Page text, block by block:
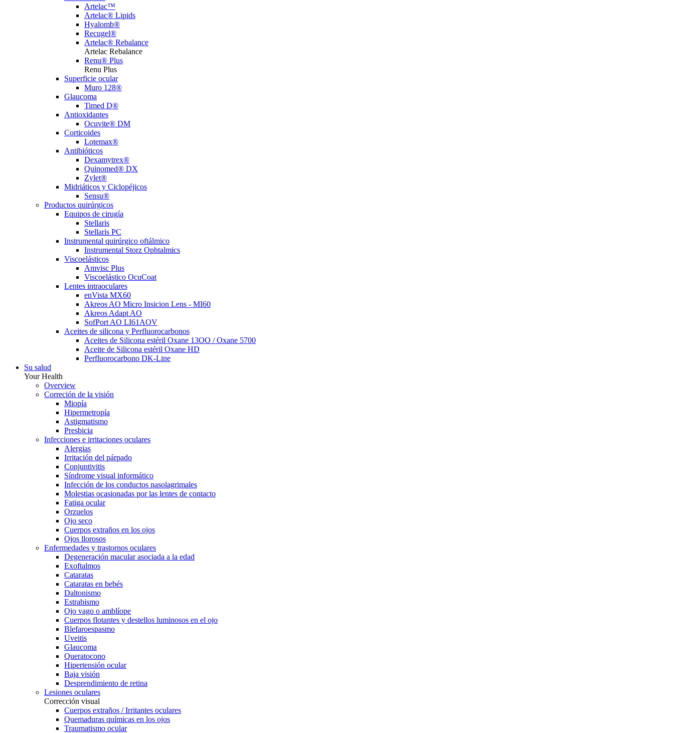
Artelac™
Artelac® Lipids
Hyalomb®
Recugel®
Artelac® Rebalance
Artelac Rebalance
Renu® Plus
Renu Plus
Superficie ocular
Muro 128®
Glaucoma
Timed D®
Antioxidantes
Ocuvite® DM
Corticoides
Lotemax®
Antibióticos
Dexamytrex®
Quinomed® DX
Zylet®
Midriáticos y Ciclopéjicos
Sensu®
Productos quirúrgicos
Equipos de cirugía
Stellaris
Stellaris PC
Instrumental quirúrgico oftálmico
Instrumental Storz Ophtalmics
Viscoelásticos
Amvisc Plus
Viscoelástico OcuCoat
Lentes intraoculares
enVista MX60
Akreos AO Micro Insicion Lens - MI60
Akreos Adapt AO
SofPort AO LI61AOV
Aceites de silicona y Perfluorocarbonos
Aceites de Silicona estéril Oxane 13OO / Oxane 5700
Aceite de Silicona estéril Oxane HD
Perfluorocarbono DK-Line
Su salud
Your Health
Overview
Correción de la visión
Miopía
Hipermetropía
Astigmatismo
Presbicia
Infecciones e irritaciones oculares
Alergias
Irritación del párpado
Conjuntivitis
Síndrome visual informático
Infección de los conductos nasolagrimales
Molestias ocasionadas por las lentes de contacto
Fatiga ocular
Orzuelos
Ojo seco
Cuerpos extraños en los ojos
Ojos llorosos
Enfermedades y trastornos oculares
Degeneración macular asociada a la edad
Exoftalmos
Cataratas
Cataratas en bebés
Daltonismo
Estrabismo
Ojo vago o amblíope
Cuerpos flotantes y destellos luminosos en el ojo
Blefaroespasmo
Uveitis
Glaucoma
Queratocono
Hipertensión ocular
Baja visión
Desprendimiento de retina
Lesiones oculares
Corrección visual
Cuerpos extraños / Irritantes oculares
Quemaduras químicas en los ojos
Traumatismo ocular